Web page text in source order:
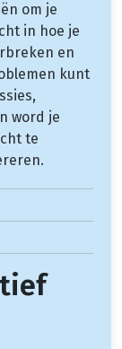
om je
in hoe je
en
kunt
word je
te